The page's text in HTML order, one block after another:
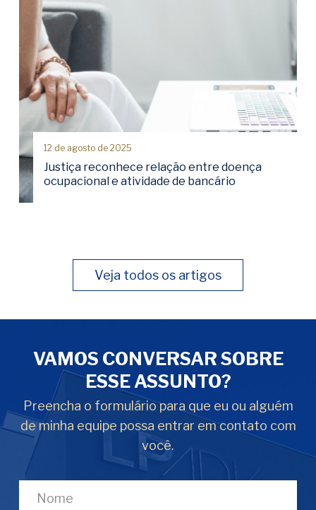
12 de agosto de 2025
Justiça reconhece relação entre doença
ocupacional e atividade de bancário
Veja todos os artigos
VAMOS CONVERSAR SOBRE
ESSE ASSUNTO?
Preencha o formulário para que eu ou alguém
de minha equipe possa entrar em contato com
você.